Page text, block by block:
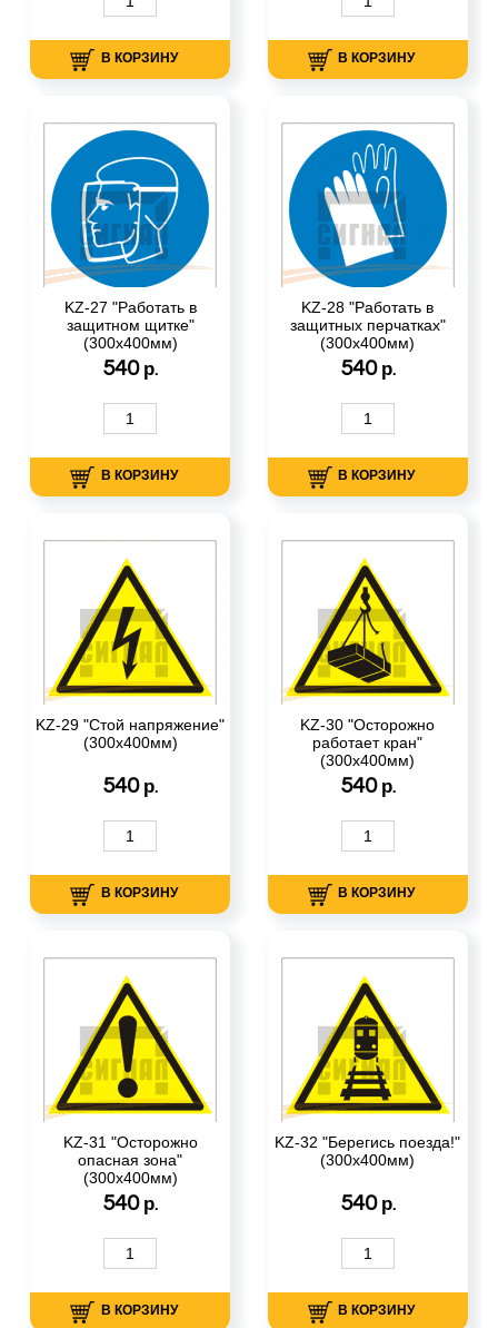
В КОРЗИНУ В КОРЗИНУ
KZ-27 "Работать в
защитном щитке"
(300х400мм)
540 р.
В КОРЗИНУ
KZ-28 "Работать в
защитных перчатках"
(300х400мм)
540 р.
В КОРЗИНУ
KZ-29 "Стой напряжение"
(300х400мм)
540 р.
В КОРЗИНУ
KZ-30 "Осторожно
работает кран"
(300х400мм)
540 р.
В КОРЗИНУ
KZ-31 "Осторожно
опасная зона"
(300х400мм)
540 р.
В КОРЗИНУ
KZ-32 "Берегись поезда!"
(300х400мм)
540 р.
В КОРЗИНУ